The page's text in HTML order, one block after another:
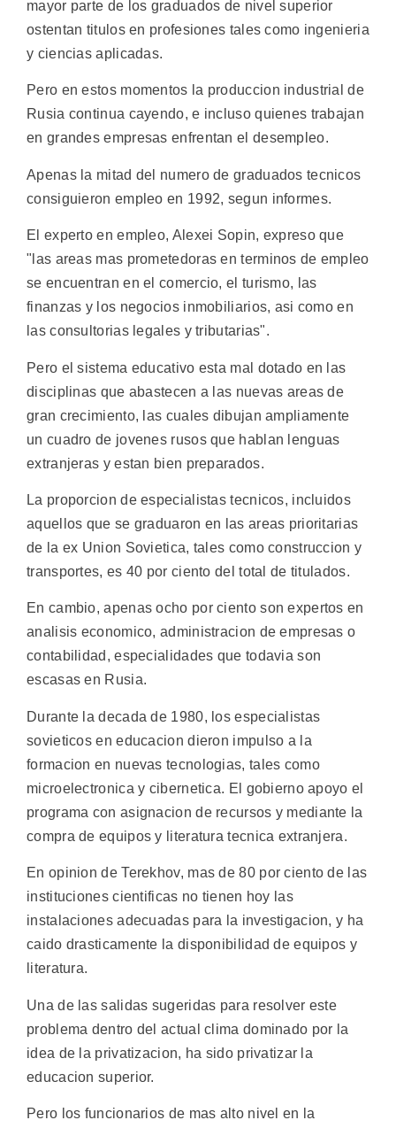
mayor parte de los graduados de nivel superior
ostentan titulos en profesiones tales como ingenieria
y ciencias aplicadas.
Pero en estos momentos la produccion industrial de
Rusia continua cayendo, e incluso quienes trabajan
en grandes empresas enfrentan el desempleo.
Apenas la mitad del numero de graduados tecnicos
consiguieron empleo en 1992, segun informes.
El experto en empleo, Alexei Sopin, expreso que
"las areas mas prometedoras en terminos de empleo
se encuentran en el comercio, el turismo, las
finanzas y los negocios inmobiliarios, asi como en
las consultorias legales y tributarias".
Pero el sistema educativo esta mal dotado en las
disciplinas que abastecen a las nuevas areas de
gran crecimiento, las cuales dibujan ampliamente
un cuadro de jovenes rusos que hablan lenguas
extranjeras y estan bien preparados.
La proporcion de especialistas tecnicos, incluidos
aquellos que se graduaron en las areas prioritarias
de la ex Union Sovietica, tales como construccion y
transportes, es 40 por ciento del total de titulados.
En cambio, apenas ocho por ciento son expertos en
analisis economico, administracion de empresas o
contabilidad, especialidades que todavia son
escasas en Rusia.
Durante la decada de 1980, los especialistas
sovieticos en educacion dieron impulso a la
formacion en nuevas tecnologias, tales como
microelectronica y cibernetica. El gobierno apoyo el
programa con asignacion de recursos y mediante la
compra de equipos y literatura tecnica extranjera.
En opinion de Terekhov, mas de 80 por ciento de las
instituciones cientificas no tienen hoy las
instalaciones adecuadas para la investigacion, y ha
caido drasticamente la disponibilidad de equipos y
literatura.
Una de las salidas sugeridas para resolver este
problema dentro del actual clima dominado por la
idea de la privatizacion, ha sido privatizar la
educacion superior.
Pero los funcionarios de mas alto nivel en la